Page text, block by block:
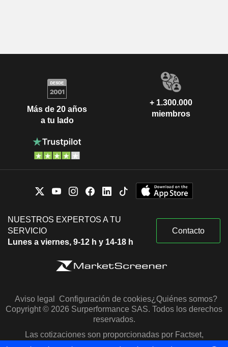
Más de 20 años
a tu lado
+ 1.300.000
miembros
NUESTROS EXPERTOS A TU
SERVICIO
Lunes a viernes, 9-12 h y 14-18 h
Contacto
Aviso legal Configuración de cookies¿Quiénes somos?
Copyright © 2026 Surperformance SAS. Todos los derechos
reservados.
Las cotizaciones son proporcionadas por Factset,
Morningstar y S&P Capital IQ